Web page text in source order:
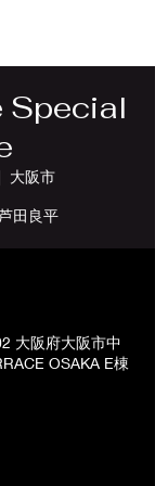
Special
大阪市
田良平
大阪府大阪市中
OSAKA E棟